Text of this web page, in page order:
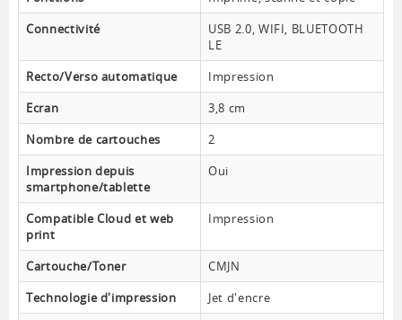
Connectivité
USB 2.0, WIFI, BLUETOOTH
LE
Recto/Verso automatique
Impression
Ecran
3,8 cm
Nombre de cartouches
2
Impression depuis
smartphone/tablette
Oui
Compatible Cloud et web
print
Impression
Cartouche/Toner
CMJN
Technologie d'impression
Jet d'encre